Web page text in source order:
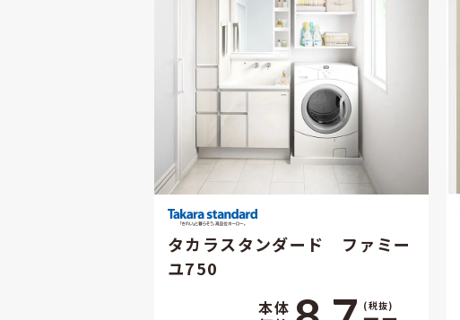
タカラスタンダード ファミー
ユ750
本体 (税抜)